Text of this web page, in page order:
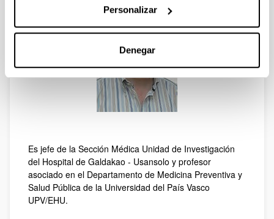
Personalizar
Denegar
Es jefe de la Sección Médica Unidad de Investigación
del Hospital de Galdakao - Usansolo y profesor
asociado en el Departamento de Medicina Preventiva y
Salud Pública de la Universidad del País Vasco
UPV/EHU.